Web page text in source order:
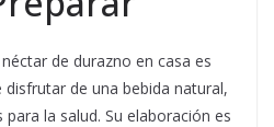
de durazno en casa es
de una bebida natural,
la salud. Su elaboración es